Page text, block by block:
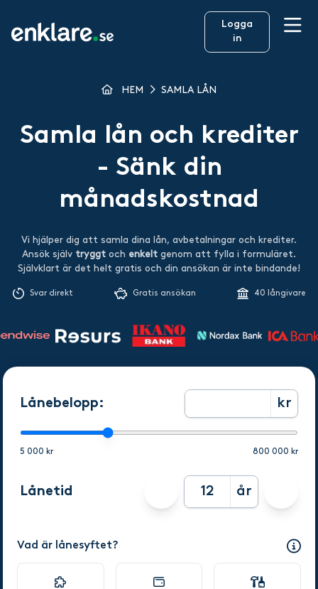
Logga
in
HEM SAMLA LÅN
Samla lån och krediter
- Sänk din
månadskostnad
Vi hjälper dig att samla dina lån, avbetalningar och krediter.
Ansök själv tryggt och enkelt genom att fylla i formuläret.
Självklart är det helt gratis och din ansökan är inte bindande!
Svar direkt Gratis ansökan 40 långivare
Lånebelopp: kr
5 000 kr 800 000 kr
Lånetid år
Vad är lånesyftet?